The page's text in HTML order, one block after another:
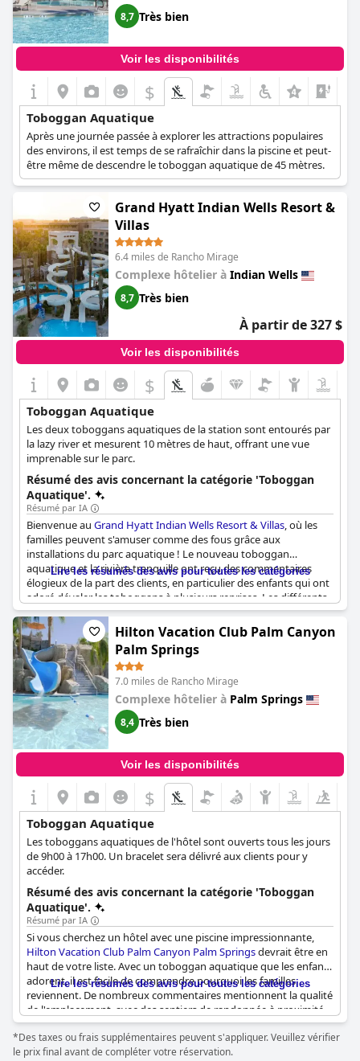
8,7 Très bien
Voir les disponibilités
$
Toboggan Aquatique
Après une journée passée à explorer les attractions populaires
des environs, il est temps de se rafraîchir dans la piscine et peut-
être même de descendre le toboggan aquatique de 45 mètres.
Grand Hyatt Indian Wells Resort &
Villas
6.4 miles de Rancho Mirage
Complexe hôtelier à Indian Wells
8,7 Très bien
À partir de 327 $
Voir les disponibilités
$
Toboggan Aquatique
Les deux toboggans aquatiques de la station sont entourés par
la lazy river et mesurent 10 mètres de haut, offrant une vue
imprenable sur le parc.
Résumé des avis concernant la catégorie 'Toboggan
Aquatique'.
Résumé par IA
Bienvenue au Grand Hyatt Indian Wells Resort & Villas, où les
familles peuvent s'amuser comme des fous grâce aux
installations du parc aquatique ! Le nouveau toboggan
aquatique et la rivière tranquille ont reçu des commentaires
élogieux de la part des clients, en particulier des enfants qui ont
adoré dévaler les toboggans à plusieurs reprises. Les différents
bassins de différentes profondeurs et le splash-pad offrent
également de nombreuses possibilités aux enfants. La soirée
cinéma et d'autres activités au parc aquatique ont également
permis aux familles de se divertir.
Bien que certains clients aient été déçus que les toboggans
aquatiques ouvrent à 10 heures du matin et que les possibilités
de restauration soient limitées, le consensus général était
positif. Les marches sales qui mènent au toboggan aquatique
sont une plainte mineure, mais ne nuisent pas à l'expérience
amusante. Les adultes peuvent également profiter de la grande
piscine pour adultes et de l'espace spa, même si certains ont
regretté qu'il n'y ait pas plus d'activités dans la zone des
toboggans.
En résumé, le parc aquatique du
Resort & Villasoffre quelque chose d'excitant pour tout le
monde. Les enfants adoreront les toboggans impressionnants,
la lazy river et le splash-pad, tandis que les adultes pourront se
détendre dans la piscine pour adultes et le spa. Hautement
recommandé aux familles à la recherche de vacances
divertissantes !
Lire les résumés des avis pour toutes les catégories
Hilton Vacation Club Palm Canyon
Palm Springs
7.0 miles de Rancho Mirage
Complexe hôtelier à Palm Springs
8,4 Très bien
Voir les disponibilités
$
Toboggan Aquatique
Les toboggans aquatiques de l'hôtel sont ouverts tous les jours
de 9h00 à 17h00. Un bracelet sera délivré aux clients pour y
accéder.
Résumé des avis concernant la catégorie 'Toboggan
Aquatique'.
Résumé par IA
Si vous cherchez un hôtel avec une piscine impressionnante,
Hilton Vacation Club Palm Canyon Palm Springsdevrait être en
haut de votre liste. Avec un toboggan aquatique que les enfants
adorent, il est facile de comprendre pourquoi les familles
reviennent. De nombreux commentaires mentionnent la qualité
de l'emplacement, avec des sentiers de randonnée à proximité
et une atmosphère paisible. Mais c'est la piscine qui vole la
vedette : elle est chauffée, ce qui permet d'en profiter même la
nuit, et le toboggan aquatique est une attraction palpitante
Lire les résumés des avis pour toutes les catégories
*Des taxes ou frais supplémentaires peuvent s'appliquer. Veuillez vérifier
le prix final avant de compléter votre réservation.